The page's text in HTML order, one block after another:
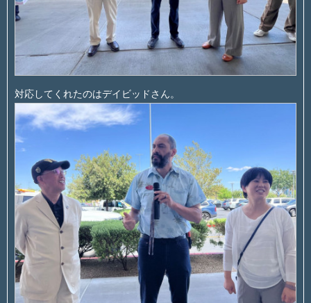
対応してくれたのはデイビッドさん。